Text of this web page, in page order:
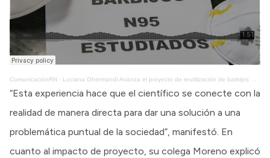
ComunicaciónRN · Luciana Ghermandi-Avanza el proyecto de reutilización de barbijos N95 en Bariloche
“Esta experiencia hace que el científico se conecte con la
realidad de manera directa para dar una solución a una
problemática puntual de la sociedad”, manifestó. En
cuanto al impacto de proyecto, su colega Moreno explicó